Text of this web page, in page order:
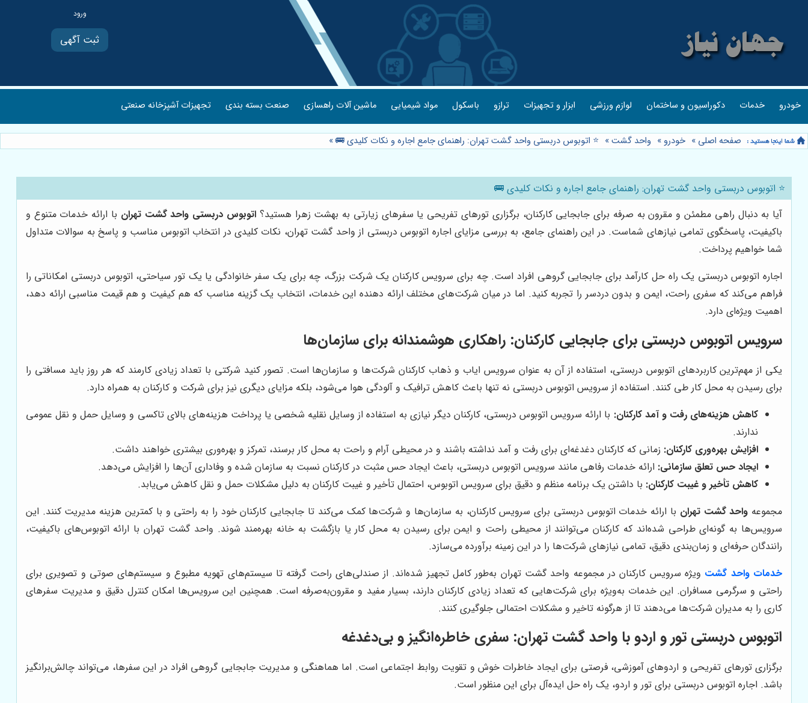
ثبت آگهی
خودرو خدمات دکوراسیون و ساختمان لوازم ورزشی ابزار و تجهیزات ترازو باسکول مواد شیمیایی ماشین آلات راهسازی صنعت بسته بندی تجهیزات آشپزخانه صنعتی
صفحه اصلی » خودرو » واحد گشت» ⭐️ اتوبوس دربستی واحد گشت تهران: راهنمای جامع اجاره و نکات کلیدی 🚌»
⭐️ اتوبوس دربستی واحد گشت تهران: راهنمای جامع اجاره و نکات کلیدی 🚌
آیا به دنبال راهی مطمئن و مقرون به صرفه برای جابجایی کارکنان، برگزاری تورهای تفریحی یا سفرهای زیارتی به بهشت زهرا هستید؟اتوبوس دربستی واحد گشت تهران با ارائه خدمات متنوع و
باکیفیت، پاسخگوی تمامی نیازهای شماست. در این راهنمای جامع، به بررسی مزایای اجاره اتوبوس دربستی از واحد گشت تهران، نکات کلیدی در انتخاب اتوبوس مناسب و پاسخ به سوالات متداول
شما خواهیم پرداخت.
اجاره اتوبوس دربستی یک راه حل کارآمد برای جابجایی گروهی افراد است. چه برای سرویس کارکنان یک شرکت بزرگ، چه برای یک سفر خانوادگی یا یک تور سیاحتی، اتوبوس دربستی امکاناتی را
فراهم می‌کند که سفری راحت، ایمن و بدون دردسر را تجربه کنید. اما در میان شرکت‌های مختلف ارائه دهنده این خدمات، انتخاب یک گزینه مناسب که هم کیفیت و هم قیمت مناسبی ارائه دهد،
اهمیت ویژه‌ای دارد.
سرویس اتوبوس دربستی برای جابجایی کارکنان: راهکاری هوشمندانه برای سازمان‌ها
یکی از مهم‌ترین کاربردهای اتوبوس دربستی، استفاده از آن به عنوان سرویس ایاب و ذهاب کارکنان شرکت‌ها و سازمان‌ها است. تصور کنید شرکتی با تعداد زیادی کارمند که هر روز باید مسافتی را
برای رسیدن به محل کار طی کنند. استفاده از سرویس اتوبوس دربستی نه تنها باعث کاهش ترافیک و آلودگی هوا می‌شود، بلکه مزایای دیگری نیز برای شرکت و کارکنان به همراه دارد.
کاهش هزینه‌های رفت و آمد کارکنان: با ارائه سرویس اتوبوس دربستی، کارکنان دیگر نیازی به استفاده از وسایل نقلیه شخصی یا پرداخت هزینه‌های بالای تاکسی و وسایل حمل و نقل عمومی
ندارند.
افزایش بهره‌وری کارکنان: زمانی که کارکنان دغدغه‌ای برای رفت و آمد نداشته باشند و در محیطی آرام و راحت به محل کار برسند، تمرکز و بهره‌وری بیشتری خواهند داشت.
ایجاد حس تعلق سازمانی: ارائه خدمات رفاهی مانند سرویس اتوبوس دربستی، باعث ایجاد حس مثبت در کارکنان نسبت به سازمان شده و وفاداری آن‌ها را افزایش می‌دهد.
کاهش تأخیر و غیبت کارکنان: با داشتن یک برنامه منظم و دقیق برای سرویس اتوبوس، احتمال تأخیر و غیبت کارکنان به دلیل مشکلات حمل و نقل کاهش می‌یابد.
مجموعه واحد گشت تهران با ارائه خدمات اتوبوس دربستی برای سرویس کارکنان، به سازمان‌ها و شرکت‌ها کمک می‌کند تا جابجایی کارکنان خود را به راحتی و با کمترین هزینه مدیریت کنند. این
سرویس‌ها به گونه‌ای طراحی شده‌اند که کارکنان می‌توانند از محیطی راحت و ایمن برای رسیدن به محل کار یا بازگشت به خانه بهره‌مند شوند. واحد گشت تهران با ارائه اتوبوس‌های باکیفیت،
رانندگان حرفه‌ای و زمان‌بندی دقیق، تمامی نیازهای شرکت‌ها را در این زمینه برآورده می‌سازد.
خدمات واحد گشت ویژه سرویس کارکنان در مجموعه واحد گشت تهران به‌طور کامل تجهیز شده‌اند. از صندلی‌های راحت گرفته تا سیستم‌های تهویه مطبوع و سیستم‌های صوتی و تصویری برای
راحتی و سرگرمی مسافران. این خدمات به‌ویژه برای شرکت‌هایی که تعداد زیادی کارکنان دارند، بسیار مفید و مقرون‌به‌صرفه است. همچنین این سرویس‌ها امکان کنترل دقیق و مدیریت سفرهای
کاری را به مدیران شرکت‌ها می‌دهند تا از هرگونه تاخیر و مشکلات احتمالی جلوگیری کنند.
اتوبوس دربستی تور و اردو با واحد گشت تهران: سفری خاطره‌انگیز و بی‌دغدغه
برگزاری تورهای تفریحی و اردوهای آموزشی، فرصتی برای ایجاد خاطرات خوش و تقویت روابط اجتماعی است. اما هماهنگی و مدیریت جابجایی گروهی افراد در این سفرها، می‌تواند چالش‌برانگیز
باشد. اجاره اتوبوس دربستی برای تور و اردو، یک راه حل ایده‌آل برای این منظور است.